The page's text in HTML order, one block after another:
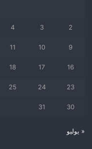
2
3
4
9
10
11
16
17
18
23
24
25
30
31
« يوليو